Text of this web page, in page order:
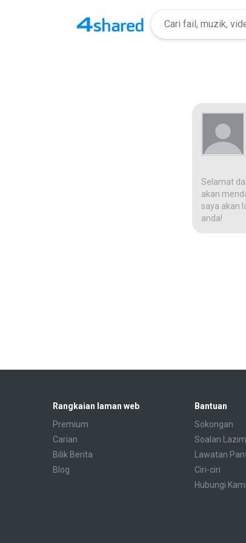
Selamat
akan
saya akan
anda!
Rangkaian laman web
Premium
Carian
Bilik Berita
Blog
Bantuan
Sokongan
Soalan Lazim
Lawatan
Ciri-ciri
Hubungi Kami